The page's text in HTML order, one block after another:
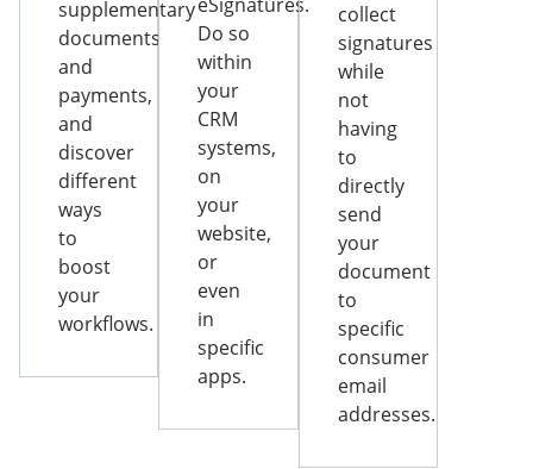
supplementary
documents
and
payments,
and
discover
different
ways
to
boost
your
workflows.
Do so
within
your
CRM
systems,
on
your
website,
or
even
in
specific
apps.
collect
signatures
while
not
having
to
directly
send
your
document
to
specific
consumer
email
addresses.